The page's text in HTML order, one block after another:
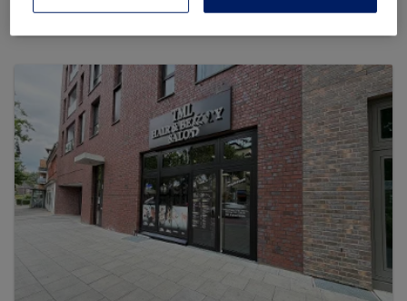
Langenfelder Damm 52, 22525 Hamburg, Eimsbüttel